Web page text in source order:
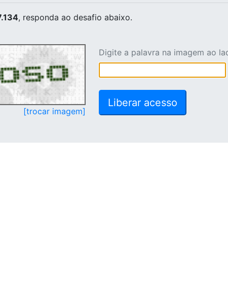
, responda ao desafio abaixo.
[trocar imagem]
Digite a palavra na imagem ao